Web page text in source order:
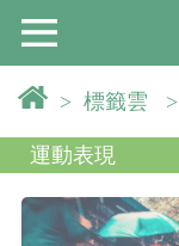
> 標籤雲 >
運動表現